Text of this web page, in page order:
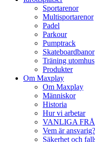
Sportarenor
Multisportarenor
Padel
Parkour
Pumptrack
Skateboardbanor
Träning utomhus
Produkter
Om Maxplay
Om Maxplay
Människor
Historia
Hur vi arbetar
VANLIGA
Vem är ansvarig?
Säkerhet och